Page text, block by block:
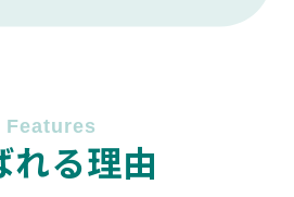
Features
れる理由